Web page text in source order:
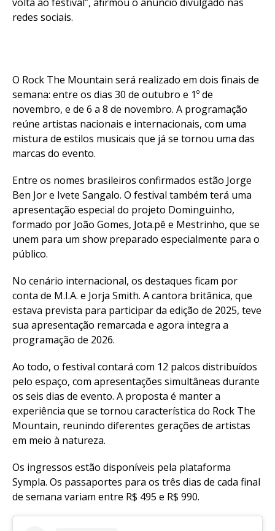
redes sociais.
O Rock The Mountain será realizado em dois finais de
semana: entre os dias 30 de outubro e 1º de
novembro, e de 6 a 8 de novembro. A programação
reúne artistas nacionais e internacionais, com uma
mistura de estilos musicais que já se tornou uma das
marcas do evento.
Entre os nomes brasileiros confirmados estão Jorge
Ben Jor e Ivete Sangalo. O festival também terá uma
apresentação especial do projeto Dominguinho,
formado por João Gomes, Jota.pê e Mestrinho, que se
unem para um show preparado especialmente para o
público.
No cenário internacional, os destaques ficam por
conta de M.I.A. e Jorja Smith. A cantora britânica, que
estava prevista para participar da edição de 2025, teve
sua apresentação remarcada e agora integra a
programação de 2026.
Ao todo, o festival contará com 12 palcos distribuídos
pelo espaço, com apresentações simultâneas durante
os seis dias de evento. A proposta é manter a
experiência que se tornou característica do Rock The
Mountain, reunindo diferentes gerações de artistas
em meio à natureza.
Os ingressos estão disponíveis pela plataforma
Sympla. Os passaportes para os três dias de cada final
de semana variam entre R$ 495 e R$ 990.